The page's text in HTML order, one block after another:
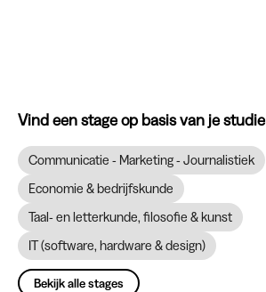
Vind een stage op basis van je studie
Communicatie - Marketing - Journalistiek
Economie & bedrijfskunde
Taal- en letterkunde, filosofie & kunst
IT (software, hardware & design)
Bekijk alle stages